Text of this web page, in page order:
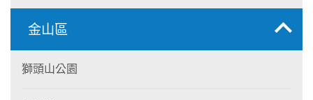
金山區
獅頭山公園